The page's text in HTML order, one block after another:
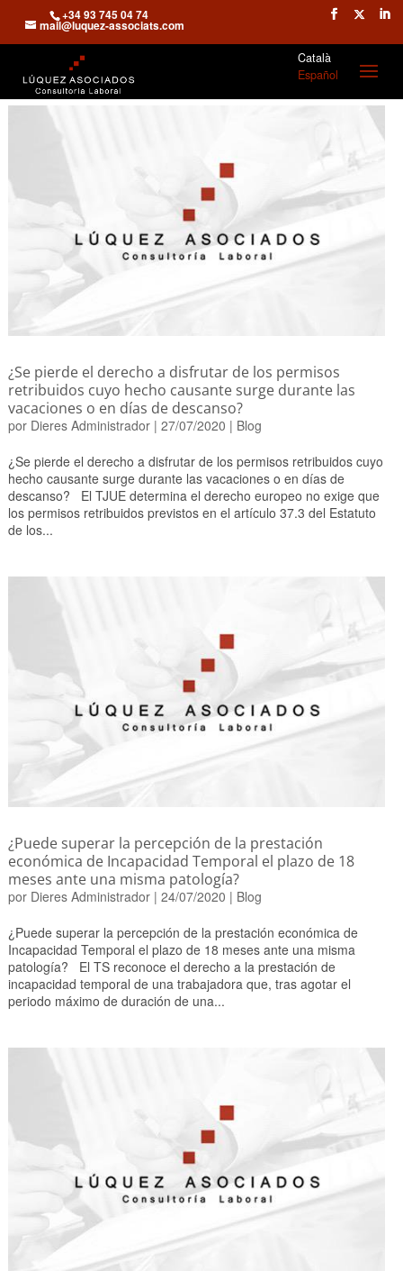
+34 93 745 04 74
mail@luquez-associats.com
Català
Español
¿Se pierde el derecho a disfrutar de los permisos
retribuidos cuyo hecho causante surge durante las
vacaciones o en días de descanso?
por Dieres Administrador| 27/07/2020 | Blog
¿Se pierde el derecho a disfrutar de los permisos retribuidos cuyo
hecho causante surge durante las vacaciones o en días de
descanso? El TJUE determina el derecho europeo no exige que
los permisos retribuidos previstos en el artículo 37.3 del Estatuto
de los...
¿Puede superar la percepción de la prestación
económica de Incapacidad Temporal el plazo de 18
meses ante una misma patología?
por Dieres Administrador| 24/07/2020 | Blog
¿Puede superar la percepción de la prestación económica de
Incapacidad Temporal el plazo de 18 meses ante una misma
patología? El TS reconoce el derecho a la prestación de
incapacidad temporal de una trabajadora que, tras agotar el
periodo máximo de duración de una...